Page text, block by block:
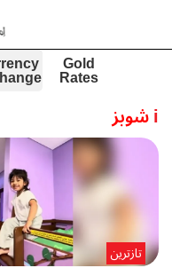
Gold
Rates
iشوبز
تازترین